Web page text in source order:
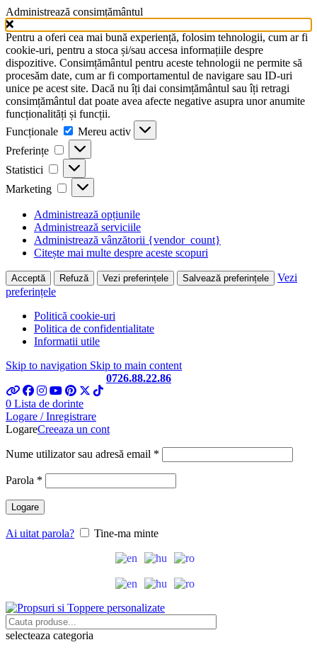
Administrează consimțământul
Pentru a oferi cea mai bună experiență, folosim tehnologii, cum ar fi
cookie-uri, pentru a stoca și/sau accesa informațiile despre
dispozitive. Consimțământul pentru aceste tehnologii ne permite să
procesăm date, cum ar fi comportamentul de navigare sau ID-uri
unice pe acest site. Dacă nu îți dai consimțământul sau îți retragi
consimțământul dat poate avea afecte negative asupra unor anumite
funcționalități și funcții.
Funcționale
Funcționale
Mereu activ
Preferințe
Preferințe
Statistici Statistici
Marketing Marketing
Administrează opțiunile
Administrează serviciile
Administrează vânzătorii {vendor_count}
Citește mai multe despre aceste scopuri
Acceptă Refuză Vezi preferințele Salvează preferințele
Vezi
preferințele
Politică cookie-uri
Politica de confidentialitate
Informatii utile
Skip to navigation Skip to main content
0726.88.22.86
0 Lista de dorinte
Logare / Inregistrare
LogareCreeaza un cont
Nume utilizator sau adresă email *
Parola *
Logare
Ai uitat parola? Tine-ma minte
selecteaza categoria